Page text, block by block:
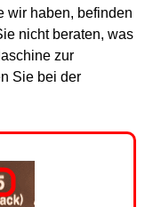
wir haben, befinden
nicht beraten, was
zur
Sie bei der